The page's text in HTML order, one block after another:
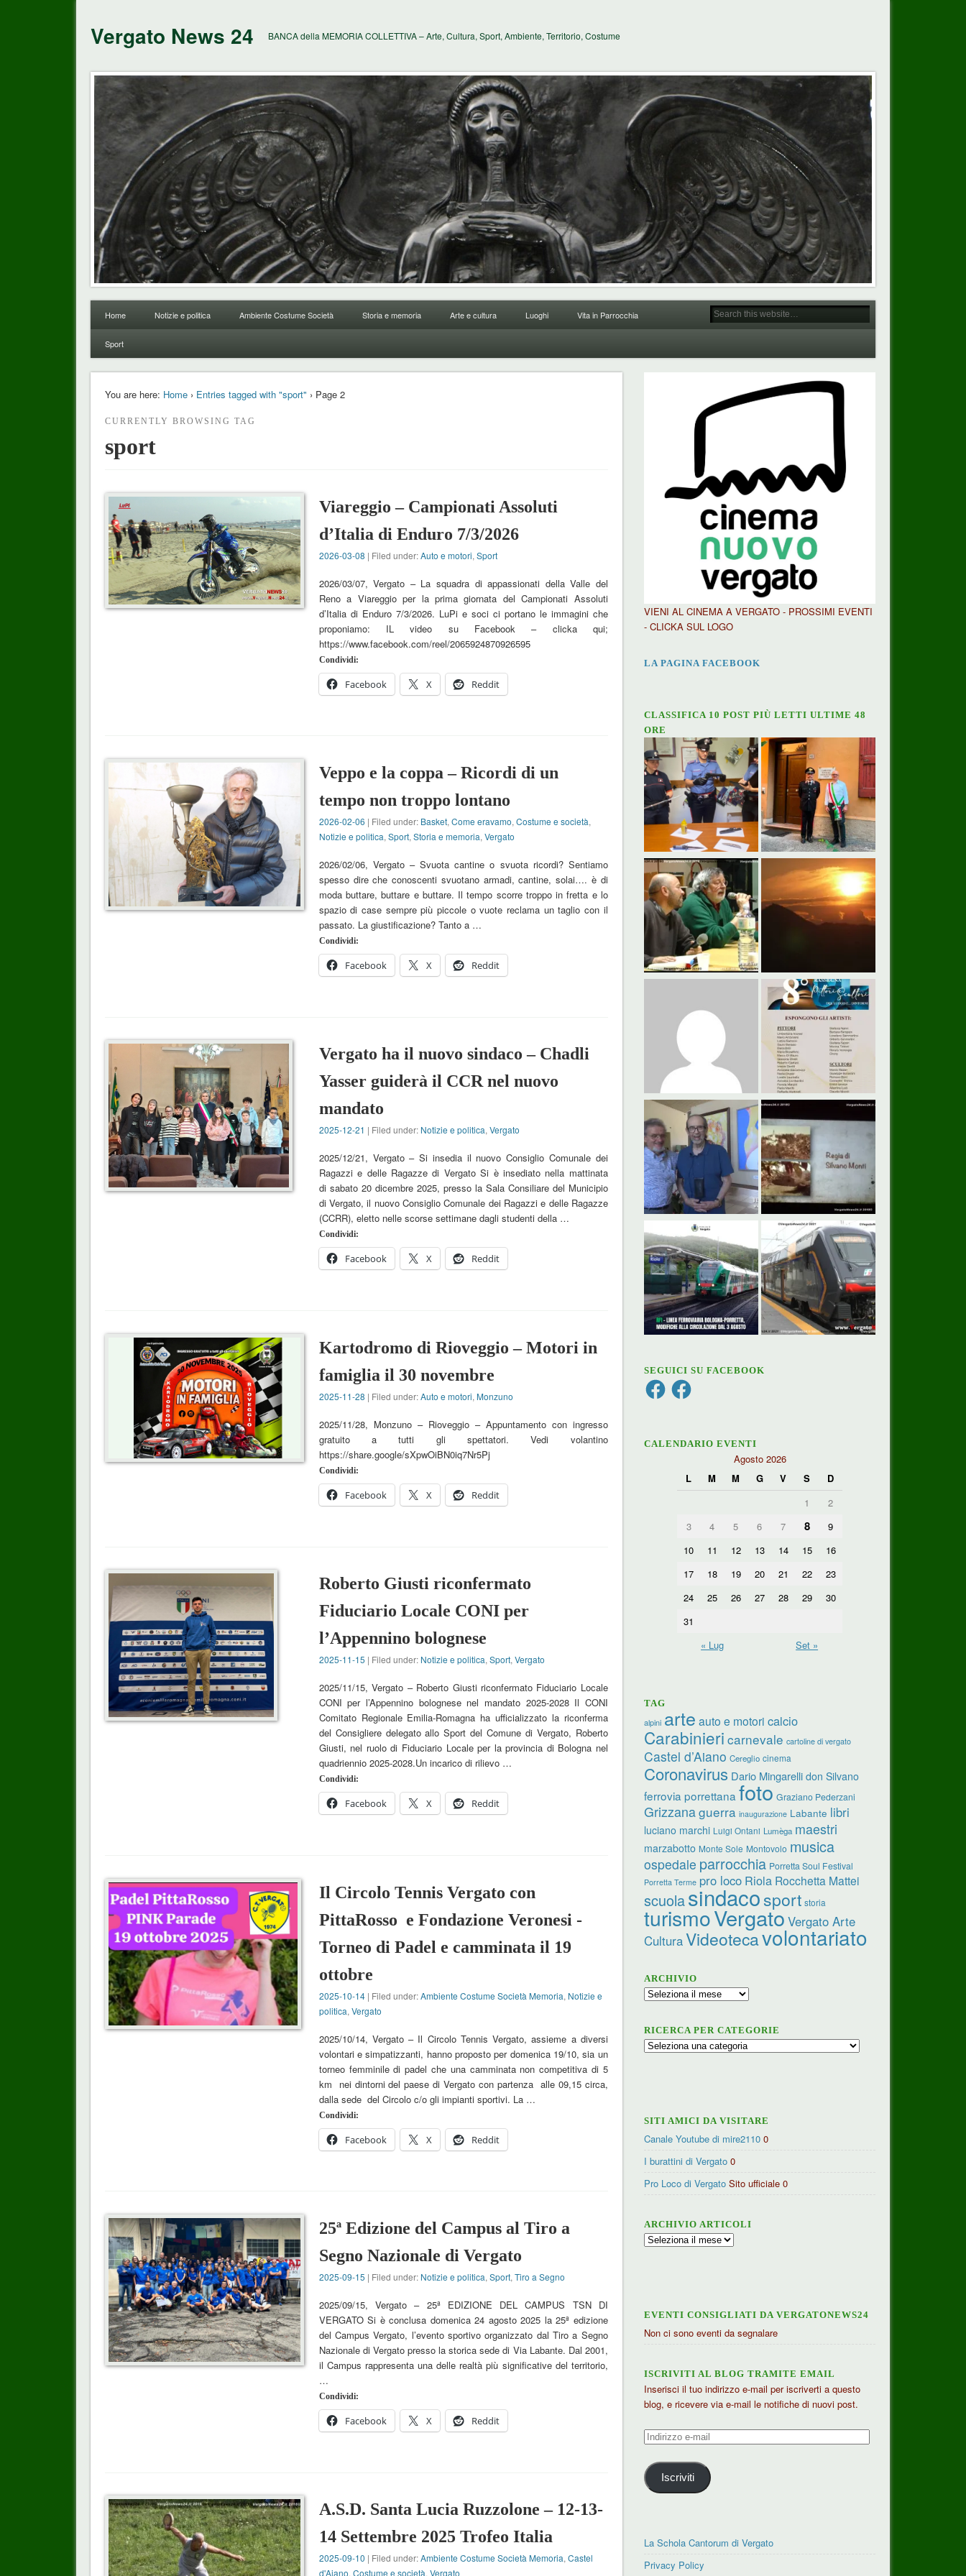
Vergato News 24 BANCA della MEMORIA COLLETTIVA – Arte, Cultura, Sport, Ambiente, Territorio, Costume
Home Notizie e politica Ambiente Costume Società Storia e memoria Arte e cultura Luoghi Vita in Parrocchia
Sport
You are here: Home› Entries tagged with "sport" › Page 2
CURRENTLY BROWSING TAG
sport
Viareggio – Campionati Assoluti
d’Italia di Enduro 7/3/2026
2026-03-08 | Filed under:Auto e motori, Sport
2026/03/07, Vergato – La squadra di appassionati della Valle del
Reno a Viareggio per la prima giornata del Campionati Assoluti
d’Italia di Enduro 7/3/2026. LuPi e soci ci portano le immagini che
proponiamo: IL video su Facebook – clicka qui;
https://www.facebook.com/reel/2065924870926595
Condividi:
Facebook X Reddit
Veppo e la coppa – Ricordi di un
tempo non troppo lontano
2026-02-06 | Filed under: Basket, Come eravamo, Costume e società,
Notizie e politica, Sport, Storia e memoria, Vergato
2026/02/06, Vergato – Svuota cantine o svuota ricordi? Sentiamo
spesso dire che conoscenti svuotano armadi, cantine, solai…. è di
moda buttare, buttare e buttare. Il tempo scorre troppo in fretta e lo
spazio di case sempre più piccole o vuote reclama un taglio con il
passato. La giustificazione? Tanto a …
Condividi:
Facebook X Reddit
Vergato ha il nuovo sindaco – Chadli
Yasser guiderà il CCR nel nuovo
mandato
2025-12-21 | Filed under: Notizie e politica, Vergato
2025/12/21, Vergato – Si insedia il nuovo Consiglio Comunale dei
Ragazzi e delle Ragazze di Vergato Si è insediato nella mattinata
di sabato 20 dicembre 2025, presso la Sala Consiliare del Municipio
di Vergato, il nuovo Consiglio Comunale dei Ragazzi e delle Ragazze
(CCRR), eletto nelle scorse settimane dagli studenti della …
Condividi:
Facebook X Reddit
Kartodromo di Rioveggio – Motori in
famiglia il 30 novembre
2025-11-28 | Filed under:Auto e motori, Monzuno
2025/11/28, Monzuno – Rioveggio – Appuntamento con ingresso
gratuito a tutti gli spettatori. Vedi volantino
https://share.google/sXpwOiBN0iq7Nr5Pj
Condividi:
Facebook X Reddit
Roberto Giusti riconfermato
Fiduciario Locale CONI per
l’Appennino bolognese
2025-11-15 | Filed under: Notizie e politica, Sport, Vergato
2025/11/15, Vergato – Roberto Giusti riconfermato Fiduciario Locale
CONI per l’Appennino bolognese nel mandato 2025-2028 Il CONI
Comitato Regionale Emilia-Romagna ha ufficializzato la riconferma
del Consigliere delegato allo Sport del Comune di Vergato, Roberto
Giusti, nel ruolo di Fiduciario Locale per la provincia di Bologna nel
quadriennio 2025-2028.Un incarico di rilievo …
Condividi:
Facebook X Reddit
Il Circolo Tennis Vergato con
PittaRosso e Fondazione Veronesi -
Torneo di Padel e camminata il 19
ottobre
2025-10-14| Filed under:Ambiente Costume Società Memoria, Notizie e
politica, Vergato
2025/10/14, Vergato – Il Circolo Tennis Vergato, assieme a diversi
volontari e simpatizzanti, hanno proposto per domenica 19/10, sia un
torneo femminile di padel che una camminata non competitiva di 5
km nei dintorni del paese di Vergato con partenza alle 09,15 circa,
dalla sede del Circolo c/o gli impianti sportivi. La …
Condividi:
Facebook X Reddit
25ª Edizione del Campus al Tiro a
Segno Nazionale di Vergato
2025-09-15 | Filed under: Notizie e politica, Sport, Tiro a Segno
2025/09/15, Vergato – 25ª EDIZIONE DEL CAMPUS TSN DI
VERGATO Si è conclusa domenica 24 agosto 2025 la 25ª edizione
del Campus Vergato, l’evento sportivo organizzato dal Tiro a Segno
Nazionale di Vergato presso la storica sede di Via Labante. Dal 2001,
il Campus rappresenta una delle realtà più significative del territorio,
…
Condividi:
Facebook X Reddit
A.S.D. Santa Lucia Ruzzolone – 12-13-
14 Settembre 2025 Trofeo Italia
2025-09-10 | Filed under:Ambiente Costume Società Memoria, Castel
d'Aiano, Costume e società, Vergato
VIENI AL CINEMA A VERGATO - PROSSIMI EVENTI
- CLICKA SUL LOGO
LA PAGINA FACEBOOK
CLASSIFICA 10 POST PIÙ LETTI ULTIME 48
ORE
SEGUICI SU FACEBOOK
FacebookFacebook
CALENDARIO EVENTI
Agosto 2026
L
M M G V S
D
1
2
3
4 5 6 7 8
9
10
11 12 13 14 15
16
17
18 19 20 21 22
23
24
25 26 27 28 29
30
31
« Lug
Set »
TAG
alpini arte auto e motori calcio
Carabinieri carnevale cartoline di vergato
Castel d’Aiano Cereglio cinema
Coronavirus Dario Mingarelli don Silvano
ferrovia porrettana foto Graziano Pederzani
Grizzanaguerra inaugurazione Labante libri
luciano marchi Luigi Ontani Lumèga maestri
marzabotto Monte Sole Montovolo musica
ospedale parrocchia Porretta Soul Festival
Porretta Terme pro loco Riola Rocchetta Mattei
scuolasindacosport storia
turismoVergato Vergato Arte
CulturaVideotecavolontariato
ARCHIVIO
Archivio
RICERCA PER CATEGORIE
Ricerca
SITI AMICI DA VISITARE
Canale Youtube di mire2110 0
I burattini di Vergato 0
Pro Loco di Vergato Sito ufficiale 0
ARCHIVIO ARTICOLI
Archivio
EVENTI CONSIGLIATI DA VERGATONEWS24
Non ci sono eventi da segnalare
ISCRIVITI AL BLOG TRAMITE EMAIL
Inserisci il tuo indirizzo e-mail per iscriverti a questo
blog, e ricevere via e-mail le notifiche di nuovi post.
Indirizzo
mail
Iscriviti
La Schola Cantorum di Vergato
Privacy Policy